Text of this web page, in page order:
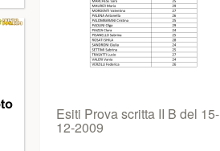
Esiti Prova scritta II B del 15-
12-2009